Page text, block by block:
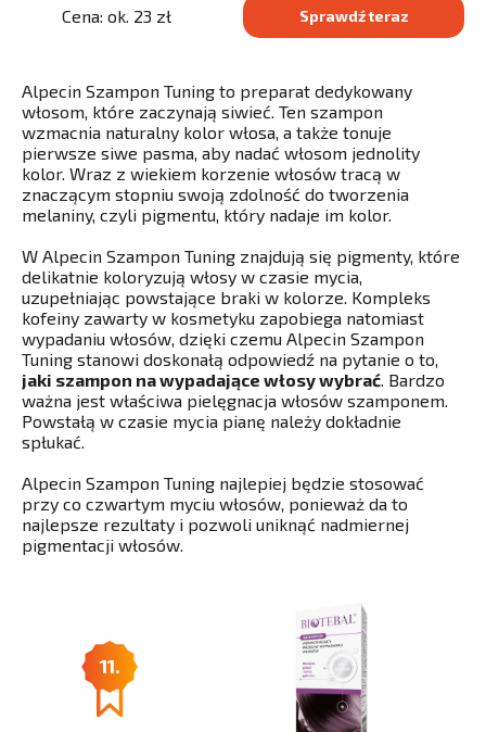
Cena: ok. 23 zł Sprawdź teraz
Alpecin Szampon Tuning to preparat dedykowany
włosom, które zaczynają siwieć. Ten szampon
wzmacnia naturalny kolor włosa, a także tonuje
pierwsze siwe pasma, aby nadać włosom jednolity
kolor. Wraz z wiekiem korzenie włosów tracą w
znaczącym stopniu swoją zdolność do tworzenia
melaniny, czyli pigmentu, który nadaje im kolor.
W Alpecin Szampon Tuning znajdują się pigmenty, które
delikatnie koloryzują włosy w czasie mycia,
uzupełniając powstające braki w kolorze. Kompleks
kofeiny zawarty w kosmetyku zapobiega natomiast
wypadaniu włosów, dzięki czemu Alpecin Szampon
Tuning stanowi doskonałą odpowiedź na pytanie o to,
jaki szampon na wypadające włosy wybrać. Bardzo
ważna jest właściwa pielęgnacja włosów szamponem.
Powstałą w czasie mycia pianę należy dokładnie
spłukać.
Alpecin Szampon Tuning najlepiej będzie stosować
przy co czwartym myciu włosów, ponieważ da to
najlepsze rezultaty i pozwoli uniknąć nadmiernej
pigmentacji włosów.
11.